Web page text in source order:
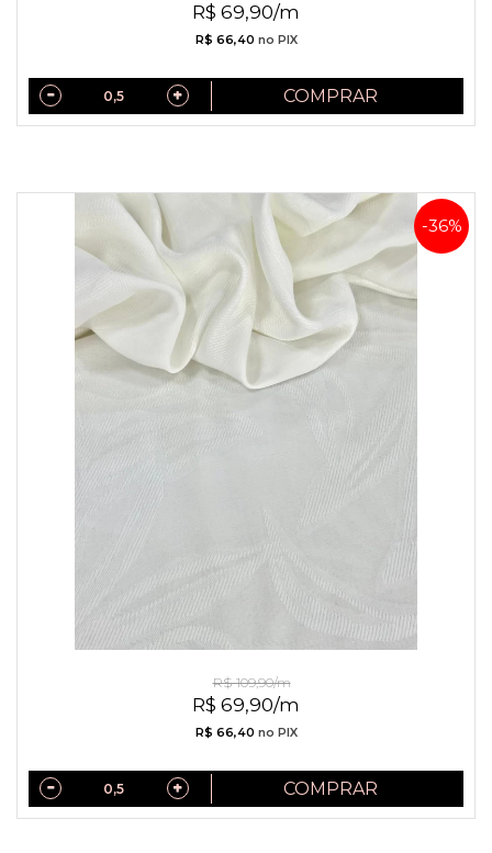
R$ 69,90/m
R$ 66,40 no PIX
COMPRAR
R$ 69,90/m
R$ 109,90/m
-36%
R$ 66,40 no PIX
COMPRAR